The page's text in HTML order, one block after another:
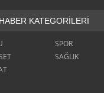
HABER KATEGORİLERİ
SPOR
SAĞLIK